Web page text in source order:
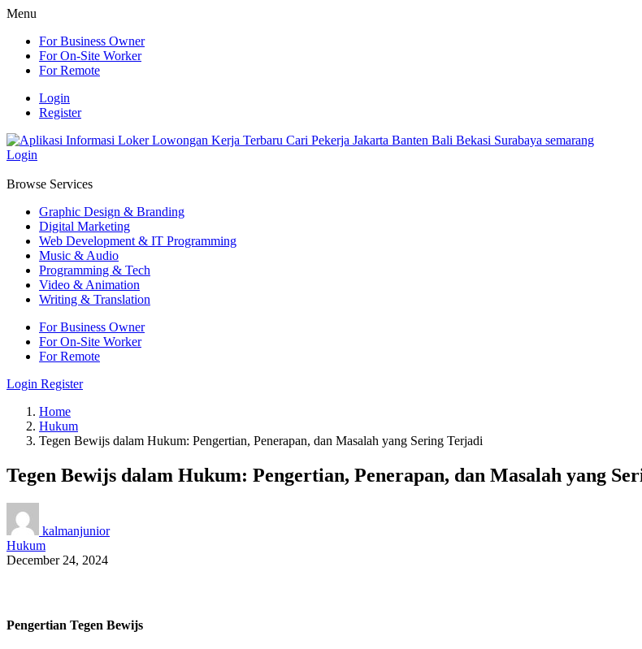
Menu
For Business Owner
For On-Site Worker
For Remote
Login
Register
Login
Browse Services
Graphic Design & Branding
Digital Marketing
Web Development & IT Programming
Music & Audio
Programming & Tech
Video & Animation
Writing & Translation
For Business Owner
For On-Site Worker
For Remote
Login Register
Home
Hukum
Tegen Bewijs dalam Hukum: Pengertian, Penerapan, dan Masalah yang Sering Terjadi
Tegen Bewijs dalam Hukum: Pengertian, Penerapan, dan Masalah yang
kalmanjunior
Hukum
December 24, 2024
Pengertian Tegen Bewijs